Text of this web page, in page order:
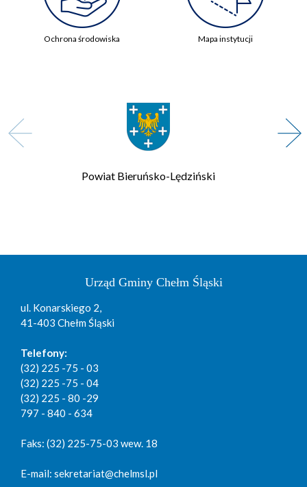
Ochrona środowiska Mapa instytucji
Powiat Bieruńsko-Lędziński
Urząd Gminy Chełm Śląski
ul. Konarskiego 2,
41-403 Chełm Śląski
Telefony:
(32) 225 -75 - 03
(32) 225 -75 - 04
(32) 225 - 80 -29
797 - 840 - 634
Faks: (32) 225-75-03 wew. 18
E-mail: sekretariat@chelmsl.pl